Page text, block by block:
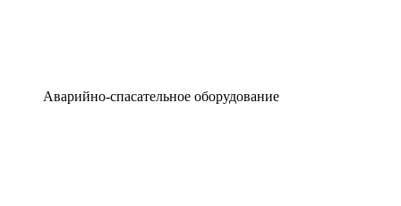
Аварийно-спасательное оборудование